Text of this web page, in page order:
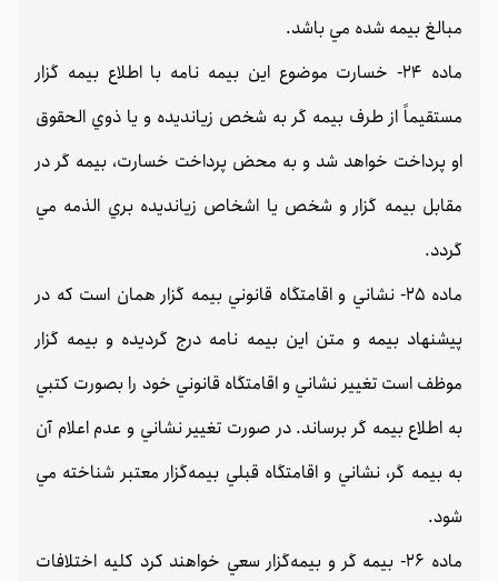
مبالغ بيمه شده مي باشد.
ماده 24- خسارت موضوع اين بيمه نامه با اطلاع بيمه گزار
مستقيماً از طرف بيمه گر به شخص زيانديده و يا ذوي الحقوق
او پرداخت خواهد شد و به محض پرداخت خسارت، بيمه گر در
مقابل بيمه گزار و شخص يا اشخاص زيانديده بري الذمه مي
گردد.
ماده 25- نشاني و اقامتگاه قانوني بيمه گزار همان است كه در
پيشنهاد بيمه و متن اين بيمه نامه درج گرديده و بيمه گزار
موظف است تغيير نشاني و اقامتگاه قانوني خود را بصورت كتبي
به اطلاع بيمه گر برساند. در صورت تغيير نشاني و عدم اعلام آن
به بيمه گر، نشاني و اقامتگاه قبلي بيمه‌گزار معتبر شناخته مي
شود.
ماده 26- بيمه گر و بیمه‌گزار سعي خواهند كرد كليه اختلافات